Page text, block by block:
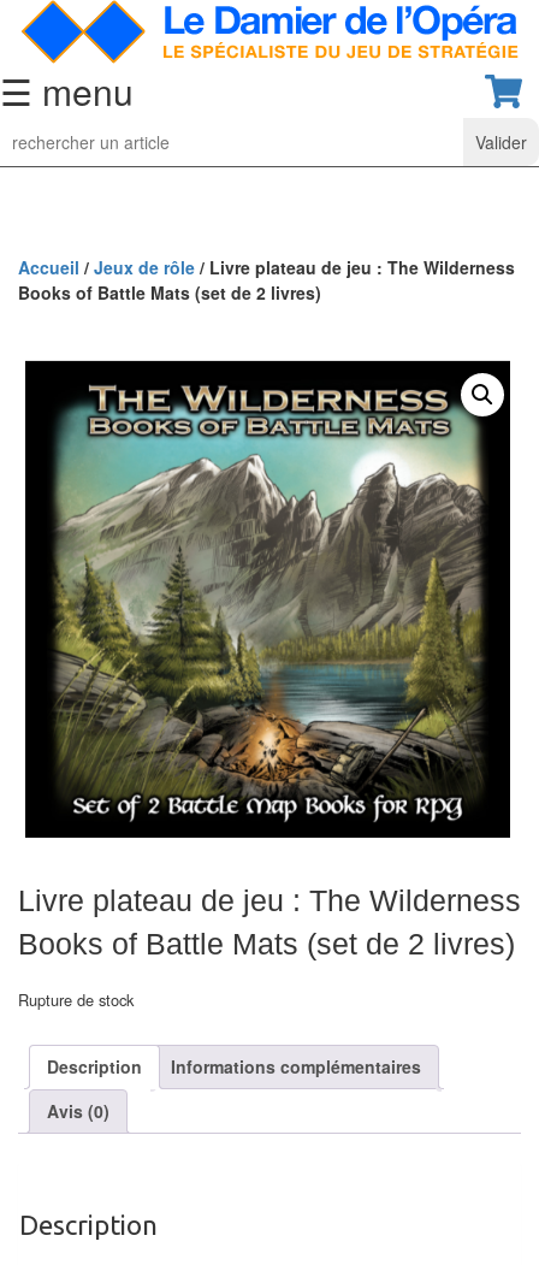
☰ menu
Jeu
d’Echecs
collection
Pièces
d’échecs
classiques
Coffrets
Echiquiers
et
de
voyage
Echiquiers
électroniques
Echiquiers
clubs
Ecoles
&
muraux/Plein
air
Pendules
pour
Accueil / Jeux de rôle / Livre plateau de jeu : The Wilderness
Books of Battle Mats (set de 2 livres)
Livre plateau de jeu : The Wilderness
Books of Battle Mats (set de 2 livres)
Rupture de stock
Description
Informations complémentaires
Avis (0)
Description